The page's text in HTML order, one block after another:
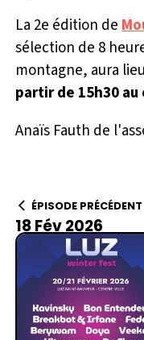
La 2e édition de
sélection de 8
montagne, aura lieu
partir de 15h30 au
Anaïs Fauth de
ÉPISODE PRÉCÉDENT
18 Fév 2026